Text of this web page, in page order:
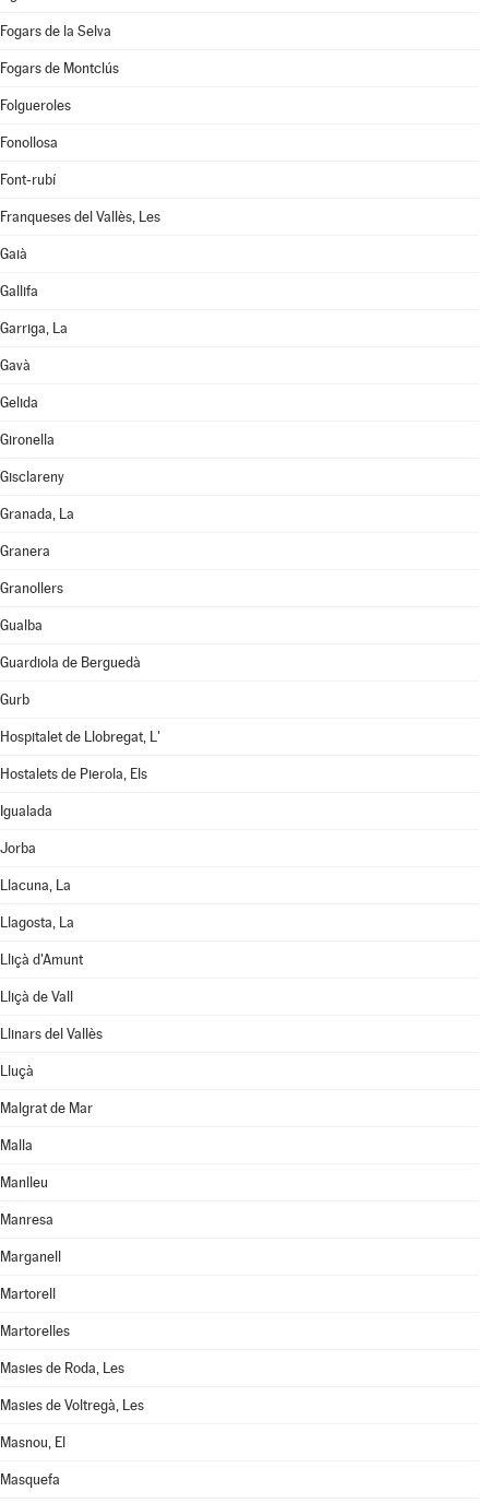
Fogars de la Selva
Fogars de Montclús
Folgueroles
Fonollosa
Font-rubí
Franqueses del Vallès, Les
Gaià
Gallifa
Garriga, La
Gavà
Gelida
Gironella
Gisclareny
Granada, La
Granera
Granollers
Gualba
Guardiola de Berguedà
Gurb
Hospitalet de Llobregat, L'
Hostalets de Pierola, Els
Igualada
Jorba
Llacuna, La
Llagosta, La
Lliçà d'Amunt
Lliçà de Vall
Llinars del Vallès
Lluçà
Malgrat de Mar
Malla
Manlleu
Manresa
Marganell
Martorell
Martorelles
Masies de Roda, Les
Masies de Voltregà, Les
Masnou, El
Masquefa